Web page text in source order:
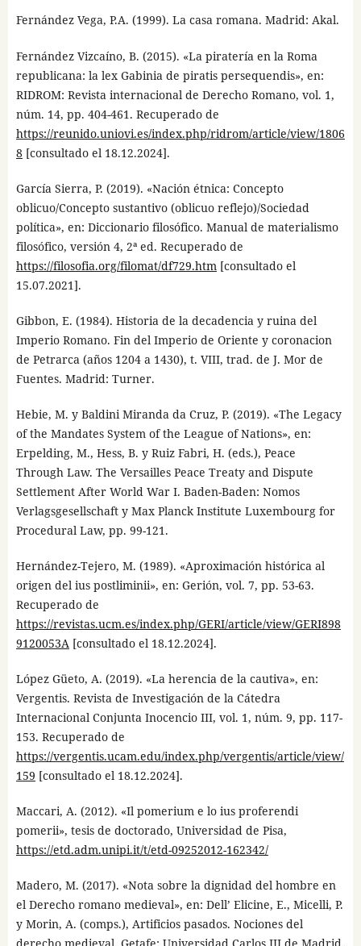
Fernández Vega, P.A. (1999). La casa romana. Madrid: Akal.
Fernández Vizcaíno, B. (2015). «La piratería en la Roma
republicana: la lex Gabinia de piratis persequendis», en:
RIDROM: Revista internacional de Derecho Romano, vol. 1,
núm. 14, pp. 404-461. Recuperado de
https://reunido.uniovi.es/index.php/ridrom/article/view/1806
8[consultado el 18.12.2024].
García Sierra, P. (2019). «Nación étnica: Concepto
oblicuo/Concepto sustantivo (oblicuo reflejo)/Sociedad
política», en: Diccionario filosófico. Manual de materialismo
filosófico, versión 4, 2ª ed. Recuperado de
https://filosofia.org/filomat/df729.htm [consultado el
15.07.2021].
Gibbon, E. (1984). Historia de la decadencia y ruina del
Imperio Romano. Fin del Imperio de Oriente y coronacion
de Petrarca (años 1204 a 1430), t. VIII, trad. de J. Mor de
Fuentes. Madrid: Turner.
Hebie, M. y Baldini Miranda da Cruz, P. (2019). «The Legacy
of the Mandates System of the League of Nations», en:
Erpelding, M., Hess, B. y Ruiz Fabri, H. (eds.), Peace
Through Law. The Versailles Peace Treaty and Dispute
Settlement After World War I. Baden-Baden: Nomos
Verlagsgesellschaft y Max Planck Institute Luxembourg for
Procedural Law, pp. 99-121.
Hernández-Tejero, M. (1989). «Aproximación histórica al
origen del ius postliminii», en: Gerión, vol. 7, pp. 53-63.
Recuperado de
https://revistas.ucm.es/index.php/GERI/article/view/GERI898
9120053A [consultado el 18.12.2024].
López Güeto, A. (2019). «La herencia de la cautiva», en:
Vergentis. Revista de Investigación de la Cátedra
Internacional Conjunta Inocencio III, vol. 1, núm. 9, pp. 117-
153. Recuperado de
https://vergentis.ucam.edu/index.php/vergentis/article/view/
159 [consultado el 18.12.2024].
Maccari, A. (2012). «Il pomerium e lo ius proferendi
pomerii», tesis de doctorado, Universidad de Pisa,
https://etd.adm.unipi.it/t/etd-09252012-162342/
Madero, M. (2017). «Nota sobre la dignidad del hombre en
el Derecho romano medieval», en: Dell’ Elicine, E., Micelli, P.
y Morin, A. (comps.), Artificios pasados. Nociones del
derecho medieval, Getafe: Universidad Carlos III de Madrid,